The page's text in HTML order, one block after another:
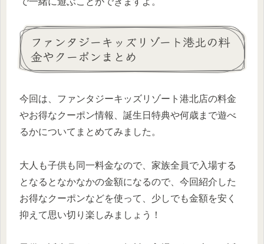
ファンタジーキッズリゾート港北の料
金やクーポンまとめ
今回は、ファンタジーキッズリゾート港北店の料金
やお得なクーポン情報、誕生日特典や何歳まで遊べ
るかについてまとめてみました。
大人も子供も同一料金なので、家族全員で入場する
となるとなかなかの金額になるので、今回紹介した
お得なクーポンなどを使って、少しでも金額を安く
抑えて思い切り楽しみましょう！